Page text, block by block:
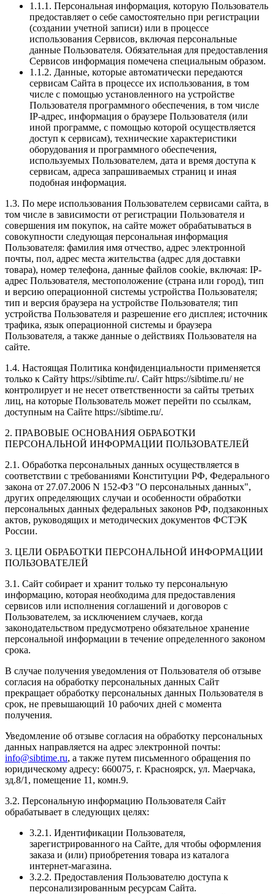
1.1.1. Персональная информация, которую Пользователь
предоставляет о себе самостоятельно при регистрации
(создании учетной записи) или в процессе
использования Сервисов, включая персональные
данные Пользователя. Обязательная для предоставления
Сервисов информация помечена специальным образом.
1.1.2. Данные, которые автоматически передаются
сервисам Сайта в процессе их использования, в том
числе с помощью установленного на устройстве
Пользователя программного обеспечения, в том числе
IP-адрес, информация о браузере Пользователя (или
иной программе, с помощью которой осуществляется
доступ к сервисам), технические характеристики
оборудования и программного обеспечения,
используемых Пользователем, дата и время доступа к
сервисам, адреса запрашиваемых страниц и иная
подобная информация.
1.3. По мере использования Пользователем сервисами сайта, в
том числе в зависимости от регистрации Пользователя и
совершения им покупок, на сайте может обрабатываться в
совокупности следующая персональная информация
Пользователя: фамилия имя отчество, адрес электронной
почты, пол, адрес места жительства (адрес для доставки
товара), номер телефона, данные файлов cookie, включая: IP-
адрес Пользователя, местоположение (страна или город), тип
и версию операционной системы устройства Пользователя;
тип и версия браузера на устройстве Пользователя; тип
устройства Пользователя и разрешение его дисплея; источник
трафика, язык операционной системы и браузера
Пользователя, а также данные о действиях Пользователя на
сайте.
1.4. Настоящая Политика конфиденциальности применяется
только к Сайту https://sibtime.ru/. Сайт https://sibtime.ru/ не
контролирует и не несет ответственности за сайты третьих
лиц, на которые Пользователь может перейти по ссылкам,
доступным на Сайте https://sibtime.ru/.
2. ПРАВОВЫЕ ОСНОВАНИЯ ОБРАБОТКИ
ПЕРСОНАЛЬНОЙ ИНФОРМАЦИИ ПОЛЬЗОВАТЕЛЕЙ
2.1. Обработка персональных данных осуществляется в
соответствии с требованиями Конституции РФ, Федерального
закона от 27.07.2006 N 152-ФЗ "О персональных данных",
других определяющих случаи и особенности обработки
персональных данных федеральных законов РФ, подзаконных
актов, руководящих и методических документов ФСТЭК
России.
3. ЦЕЛИ ОБРАБОТКИ ПЕРСОНАЛЬНОЙ ИНФОРМАЦИИ
ПОЛЬЗОВАТЕЛЕЙ
3.1. Сайт собирает и хранит только ту персональную
информацию, которая необходима для предоставления
сервисов или исполнения соглашений и договоров с
Пользователем, за исключением случаев, когда
законодательством предусмотрено обязательное хранение
персональной информации в течение определенного законом
срока.
В случае получения уведомления от Пользователя об отзыве
согласия на обработку персональных данных Сайт
прекращает обработку персональных данных Пользователя в
срок, не превышающий 10 рабочих дней с момента
получения.
Уведомление об отзыве согласия на обработку персональных
данных направляется на адрес электронной почты:
info@sibtime.ru, а также путем письменного обращения по
юридическому адресу: 660075, г. Красноярск, ул. Маерчака,
зд.8/1, помещение 11, комн.9.
3.2. Персональную информацию Пользователя Сайт
обрабатывает в следующих целях:
3.2.1. Идентификации Пользователя,
зарегистрированного на Сайте, для чтобы оформления
заказа и (или) приобретения товара из каталога
интернет-магазина.
3.2.2. Предоставления Пользователю доступа к
персонализированным ресурсам Сайта.